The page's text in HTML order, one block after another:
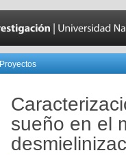
Proyectos
sueño en el